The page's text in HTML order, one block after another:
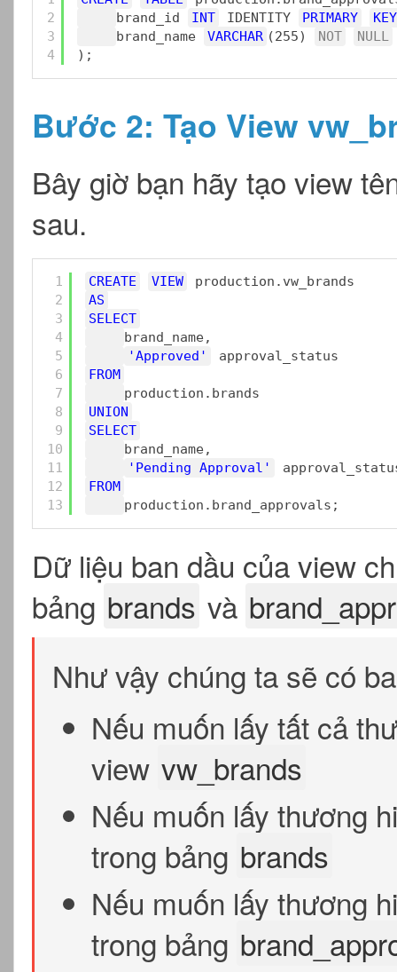
2
3
4
brand_id
INT IDENTITY PRIMARY
KEY
brand_name
VARCHAR (255) NOT
NULL
);
Bước 2: Tạo View
Bây giờ bạn hãy tạo view
sau.
1
2
3
4
5
6
7
8
9
10
11
12
13
CREATE VIEW
production.vw_brands
AS
SELECT
brand_name,
'Approved'
approval_status
FROM
production.brands
UNION
SELECT
brand_name,
'Pending Approval'
FROM
production.brand_approvals;
Dữ liệu ban dầu của view
bảng brands và
Như vậy chúng ta sẽ có
Nếu muốn lấy tất cả
view vw_brands
Nếu muốn lấy thương
trong bảng brands
Nếu muốn lấy thương
trong bảng